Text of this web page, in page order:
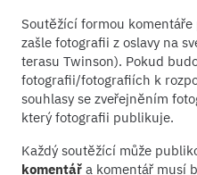
Soutěžící formou
zašle fotografii z oslavy na
terasu Twinson). Pokud
fotografii/fotografiích k
souhlasy se zveřejněním
který fotografii publikuje.
Každý soutěžící může
komentář a komentář musí